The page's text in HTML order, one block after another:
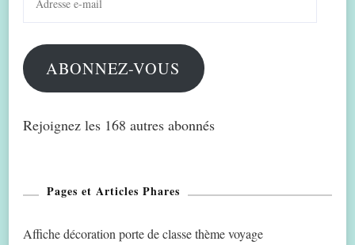
mail
ABONNEZ-VOUS
Rejoignez les 168 autres abonnés
Pages et Articles Phares
Affiche décoration porte de classe thème voyage